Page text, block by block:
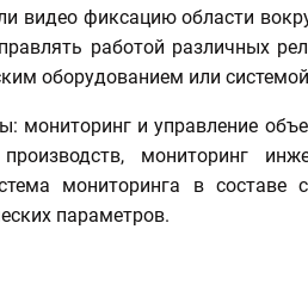
видео фиксацию области
работой различных
оборудованием или
мониторинг и управление
мониторинг
мониторинга в
параметров.